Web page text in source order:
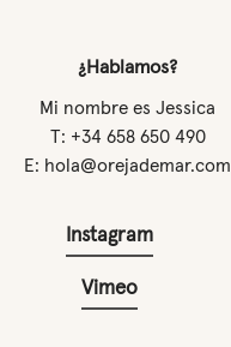
¿Hablamos?
Mi nombre es Jessica
T: +34 658 650 490
E: hola@orejademar.com
Instagram
Vimeo